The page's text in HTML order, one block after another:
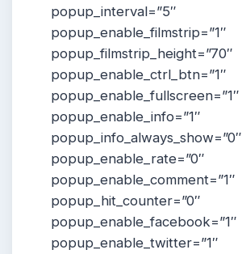
popup_interval=”5″
popup_enable_filmstrip=”1″
popup_filmstrip_height=”70″
popup_enable_ctrl_btn=”1″
popup_enable_fullscreen=”1″
popup_enable_info=”1″
popup_info_always_show=”0″
popup_enable_rate=”0″
popup_enable_comment=”1″
popup_hit_counter=”0″
popup_enable_facebook=”1″
popup_enable_twitter=”1″